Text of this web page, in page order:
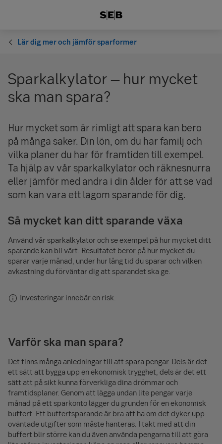
Lär dig mer och jämför sparformer
Sparkalkylator – hur mycket
ska man spara?
Hur mycket som är rimligt att spara kan bero
på många saker. Din lön, om du har familj och
vilka planer du har för framtiden till exempel.
Ta hjälp av vår spar­kalkylator och räkne­snurra
eller jämför med andra i din ålder för att se vad
som kan vara ett lagom sparande för dig.
Så mycket kan ditt sparande växa
Använd vår sparkalkylator och se exempel på hur mycket ditt
sparande kan bli värt. Resultatet beror på hur mycket du
sparar varje månad, under hur lång tid du sparar och vilken
avkastning du förväntar dig att sparandet ska ge.
Investeringar innebär en risk.
Varför ska man spara?
Det finns många anledningar till att spara pengar. Dels är det
ett sätt att bygga upp en ekonomisk trygghet, dels är det ett
sätt att på sikt kunna förverkliga dina drömmar och
framtidsplaner. Genom att lägga undan lite pengar varje
månad på ett sparkonto lägger du grunden för en ekonomisk
buffert. Ett buffert­sparande är bra att ha om det dyker upp
oväntade utgifter som måste hanteras. I takt med att din
buffert blir större kan du även använda pengarna till att göra